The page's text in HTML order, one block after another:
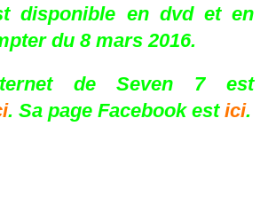
disponible en dvd et en
du 8 mars 2016.
de Seven 7 est
. Sa page Facebook est ici.